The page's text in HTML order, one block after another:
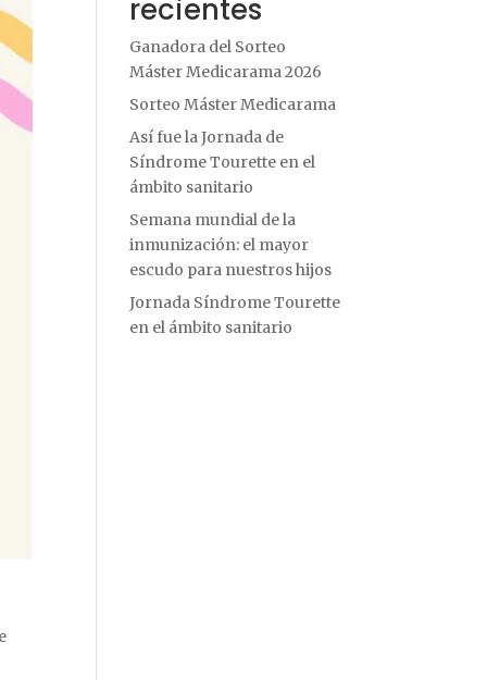
recientes
Ganadora del Sorteo
Máster Medicarama 2026
Sorteo Máster Medicarama
Así fue la Jornada de
Síndrome Tourette en el
ámbito sanitario
Semana mundial de la
inmunización: el mayor
escudo para nuestros hijos
Jornada Síndrome Tourette
en el ámbito sanitario